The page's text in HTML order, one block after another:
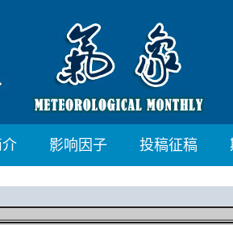
介 影响因子 投稿征稿